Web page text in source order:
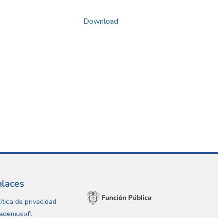
Download
de privacidad